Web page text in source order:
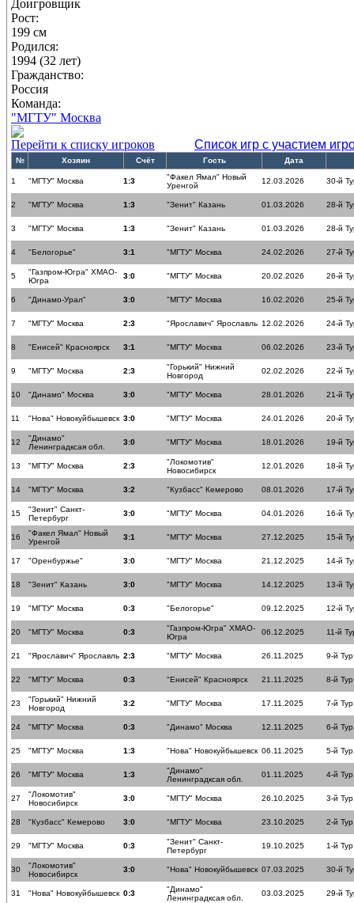
Доигровщик
Рост:
199 см
Родился:
1994 (32 лет)
Гражданство:
Россия
Команда:
"МГТУ" Москва
Перейти к списку игроков
Список игр с участием
№ Хозяин Счёт Гость Дата
1 "МГТУ" Москва 1:3
"Факел Ямал" Новый
Уренгой
12.03.2026 30-й
2 "МГТУ" Москва 1:3 "Зенит" Казань 01.03.2026 28-й
3 "МГТУ" Москва 1:3 "Зенит" Казань 01.03.2026 28-й
4 "Белогорье" 3:1 "МГТУ" Москва 24.02.2026 27-й
5
"Газпром-Югра" ХМАО-
Югра
3:0 "МГТУ" Москва 20.02.2026 26-й
6 "Динамо-Урал" 3:0 "МГТУ" Москва 16.02.2026 25-й
7 "МГТУ" Москва 2:3 "Ярославич" Ярославль 12.02.2026 24-й
8 "Енисей" Красноярск 3:1 "МГТУ" Москва 06.02.2026 23-й
9 "МГТУ" Москва 2:3
"Горький" Нижний
Новгород
02.02.2026 22-й
10 "Динамо" Москва 3:0 "МГТУ" Москва 28.01.2026 21-й
11 "Нова" Новокуйбышевск 3:0 "МГТУ" Москва 24.01.2026 20-й
12
"Динамо"
Ленинградксая обл.
3:0 "МГТУ" Москва 18.01.2026 19-й
13 "МГТУ" Москва 2:3
"Локомотив"
Новосибирск
12.01.2026 18-й
14 "МГТУ" Москва 3:2 "Кузбасс" Кемерово 08.01.2026 17-й
15
"Зенит" Санкт-
Петербург
3:0 "МГТУ" Москва 04.01.2026 16-й
16
"Факел Ямал" Новый
Уренгой
3:1 "МГТУ" Москва 27.12.2025 15-й
17 "Оренбуржье" 3:0 "МГТУ" Москва 21.12.2025 14-й
18 "Зенит" Казань 3:0 "МГТУ" Москва 14.12.2025 13-й
19 "МГТУ" Москва 0:3 "Белогорье" 09.12.2025 12-й
20 "МГТУ" Москва 0:3
"Газпром-Югра" ХМАО-
Югра
06.12.2025 11-й
21 "Ярославич" Ярославль 2:3 "МГТУ" Москва 26.11.2025 9-й Тур
22 "МГТУ" Москва 0:3 "Енисей" Красноярск 21.11.2025 8-й Тур
23
"Горький" Нижний
Новгород
3:2 "МГТУ" Москва 17.11.2025 7-й Тур
24 "МГТУ" Москва 0:3 "Динамо" Москва 12.11.2025 6-й Тур
25 "МГТУ" Москва 1:3 "Нова" Новокуйбышевск 06.11.2025 5-й Тур
26 "МГТУ" Москва 1:3
"Динамо"
Ленинградксая обл.
01.11.2025 4-й Тур
27
"Локомотив"
Новосибирск
3:0 "МГТУ" Москва 26.10.2025 3-й Тур
28 "Кузбасс" Кемерово 3:0 "МГТУ" Москва 23.10.2025 2-й Тур
29 "МГТУ" Москва 0:3
"Зенит" Санкт-
Петербург
19.10.2025 1-й Тур
30
"Локомотив"
Новосибирск
3:0 "Нова" Новокуйбышевск 07.03.2025 30-й
31 "Нова" Новокуйбышевск 0:3
"Динамо"
Ленинградксая обл.
03.03.2025 29-й